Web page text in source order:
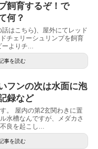
飼育するぞ！で
何？
はこちら)、屋外にてレッド
チェリーシュリンプを飼育
ーよりチ...
事を読む
フンの次は水面に泡
録など
。 屋内の第2玄関わきに置
水槽なんですが、メダカさ
良を起こし...
事を読む